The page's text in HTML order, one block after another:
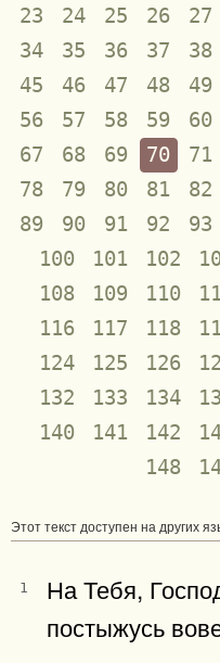
23
24 25 26 27
34
35 36 37 38
45
46 47 48 49
56
57 58 59 60
67
68 69 70 71
78
79 80 81 82
89
90 91 92 93
100
101 102
108
109 110
116
117 118
124
125 126
132
133 134
140
141 142
148
Этот текст доступен на других
1
На Тебя,
постыжусь